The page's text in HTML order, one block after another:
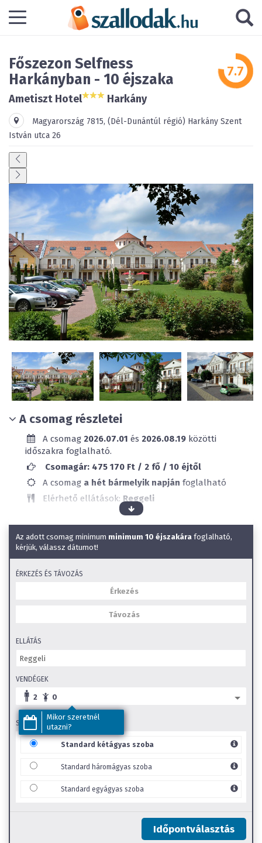
Főszezon Selfness
Harkányban - 10 éjszaka
Ametiszt Hotel Harkány
Magyarország 7815, (Dél-Dunántúl régió) Harkány Szent
István utca 26
A csomag részletei
A csomag 2026.07.01 és 2026.08.19 közötti
időszakra foglalható.
Csomagár: 475 170 Ft / 2 fő / 10 éjtől
A csomag a hét bármelyik napján foglalható
Elérhető ellátások: Reggeli
Éményfürdő a közelben
SZéP Kártya elfogadóhely
Családi szobák
Az adott csomag minimum minimum 10 éjszakára foglalható,
kérjük, válassz dátumot!
ÉRKEZÉS ÉS TÁVOZÁS
Mikor szeretnél
utazni?
ELLÁTÁS
VENDÉGEK
2 0
SZOBA TÍPUS
Standard kétágyas szoba
Standard háromágyas szoba
Standard egyágyas szoba
Időpontválasztás